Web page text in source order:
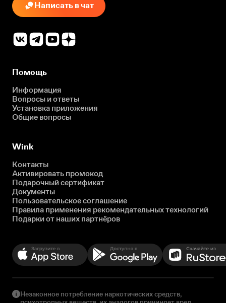
Написать в чат
Помощь
Информация
Вопросы и ответы
Установка приложения
Общие вопросы
Wink
Контакты
Активировать промокод
Подарочный сертификат
Документы
Пользовательское соглашение
Правила применения рекомендательных технологий
Подарки от наших партнёров
Незаконное потребление наркотических средств,